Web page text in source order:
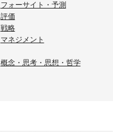
フォーサイト・予測
評価
戦略
マネジメント
概念・思考・思想・哲学